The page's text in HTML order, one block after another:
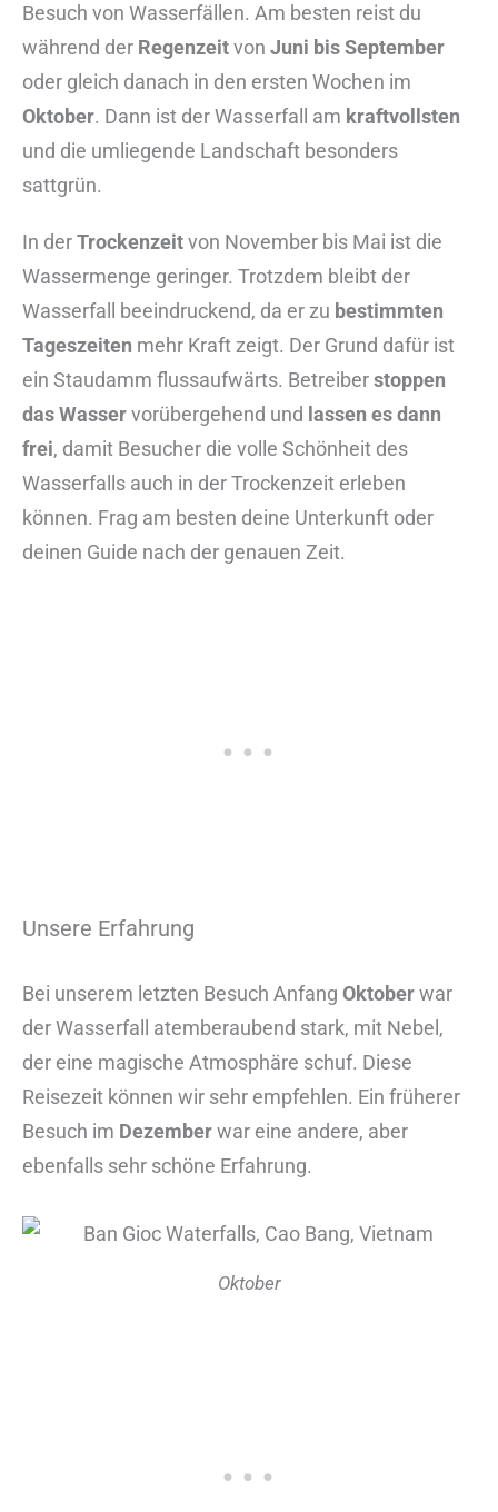
Besuch von Wasserfällen. Am besten reist du
während der Regenzeitvon Juni bis September
oder gleich danach in den ersten Wochen im
Oktober. Dann ist der Wasserfall am kraftvollsten
und die umliegende Landschaft besonders
sattgrün.
In derTrockenzeitvon November bis Mai ist die
Wassermenge geringer. Trotzdem bleibt der
Wasserfall beeindruckend, da er zu bestimmten
Tageszeiten mehr Kraft zeigt. Der Grund dafür ist
ein Staudamm flussaufwärts. Betreiberstoppen
das Wasservorübergehend und lassen es dann
frei, damit Besucher die volle Schönheit des
Wasserfalls auch in der Trockenzeit erleben
können. Frag am besten deine Unterkunft oder
deinen Guide nach der genauen Zeit.
Unsere Erfahrung
Bei unserem letzten Besuch Anfang Oktoberwar
der Wasserfall atemberaubend stark, mit Nebel,
der eine magische Atmosphäre schuf. Diese
Reisezeit können wir sehr empfehlen. Ein früherer
Besuch im Dezemberwar eine andere, aber
ebenfalls sehr schöne Erfahrung.
Oktober